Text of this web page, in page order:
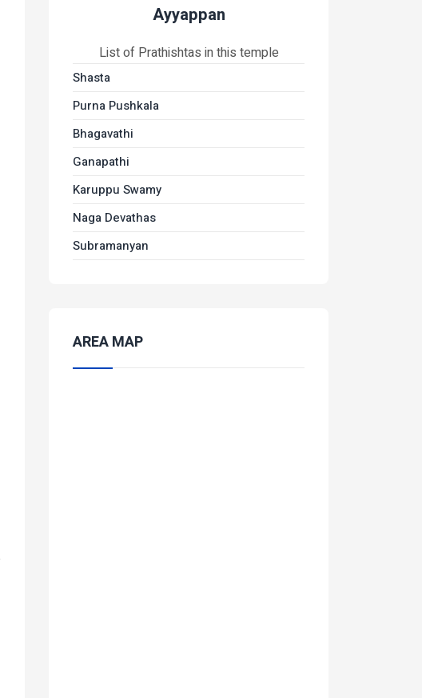
Ayyappan
List of Prathishtas in this temple
Shasta
Purna Pushkala
Bhagavathi
Ganapathi
Karuppu Swamy
Naga Devathas
Subramanyan
AREA MAP